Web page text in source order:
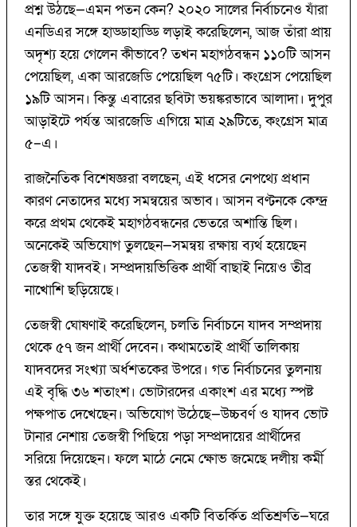
প্রশ্ন উঠছে—এমন পতন কেন? ২০২০ সালের নির্বাচনেও যাঁরা
এনডিএর সঙ্গে হাড্ডাহাড্ডি লড়াই করেছিলেন, আজ তাঁরা প্রায়
অদৃশ্য হয়ে গেলেন কীভাবে? তখন মহাগঠবন্ধন ১১০টি আসন
পেয়েছিল, একা আরজেডি পেয়েছিল ৭৫টি। কংগ্রেস পেয়েছিল
১৯টি আসন। কিন্তু এবারের ছবিটা ভয়ঙ্করভাবে আলাদা। দুপুর
আড়াইটে পর্যন্ত আরজেডি এগিয়ে মাত্র ২৯টিতে, কংগ্রেস মাত্র
৫–এ।
রাজনৈতিক বিশেষজ্ঞরা বলছেন, এই ধসের নেপথ্যে প্রধান
কারণ নেতাদের মধ্যে সমন্বয়ের অভাব। আসন বণ্টনকে কেন্দ্র
করে প্রথম থেকেই মহাগঠবন্ধনের ভেতরে অশান্তি ছিল।
অনেকেই অভিযোগ তুলছেন—সমন্বয় রক্ষায় ব্যর্থ হয়েছেন
তেজস্বী যাদবই। সম্প্রদায়ভিত্তিক প্রার্থী বাছাই নিয়েও তীব্র
নাখোশি ছড়িয়েছে।
তেজস্বী ঘোষণাই করেছিলেন, চলতি নির্বাচনে যাদব সম্প্রদায়
থেকে ৫৭ জন প্রার্থী দেবেন। কথামতোই প্রার্থী তালিকায়
যাদবদের সংখ্যা অর্ধশতকের উপরে। গত নির্বাচনের তুলনায়
এই বৃদ্ধি ৩৬ শতাংশ। ভোটারদের একাংশ এর মধ্যে স্পষ্ট
পক্ষপাত দেখেছেন। অভিযোগ উঠেছে—উচ্চবর্ণ ও যাদব ভোট
টানার নেশায় তেজস্বী পিছিয়ে পড়া সম্প্রদায়ের প্রার্থীদের
সরিয়ে দিয়েছেন। ফলে মাঠে নেমে ক্ষোভ জমেছে দলীয় কর্মী
স্তর থেকেই।
তার সঙ্গে যুক্ত হয়েছে আরও একটি বিতর্কিত প্রতিশ্রুতি—ঘরে